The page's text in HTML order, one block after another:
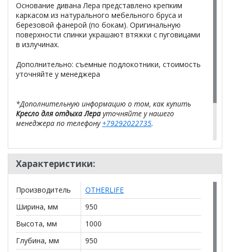
Основание дивана Лера представлено крепким
каркасом из натурального мебельного бруса и
березовой фанерой (по бокам). Оригинальную
поверхности спинки украшают втяжки с пуговицами
в излучинах.
Дополнительно: съемные подлокотники, стоимость
уточняйте у менеджера
*Дополнительную информацию о том, как купить
Кресло для отдыха Лерауточняйте у нашего
менеджера по телефону +79292022735.
действительны только для интернет-магазинаи
могут отличаться от цен в розничных магазинах-
салонах сети!
Характеристики:
Производитель
OTHERLIFE
Ширина, мм
950
Высота, мм
1000
Глубина, мм
950